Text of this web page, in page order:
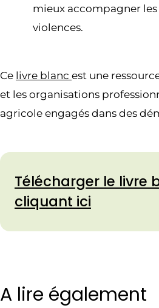
mieux accompagner
violences.
Ce livre blanc est une
et les organisations
agricole engagés dans des
Télécharger le livre
cliquant ici
A lire également